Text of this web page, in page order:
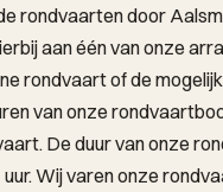
rondvaarten door
aan één van onze
rondvaart of de
van onze
De duur van onze
Wij varen onze